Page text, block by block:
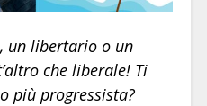
un libertario o un
che liberale! Ti
più progressista?